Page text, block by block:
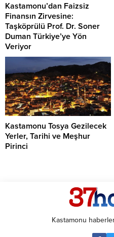
Kastamonu’dan Faizsiz
Finansın Zirvesine:
Taşköprülü Prof. Dr. Soner
Duman Türkiye’ye Yön
Veriyor
Kastamonu Tosya Gezilecek
Yerler, Tarihi ve Meşhur
Pirinci
Kastamonu